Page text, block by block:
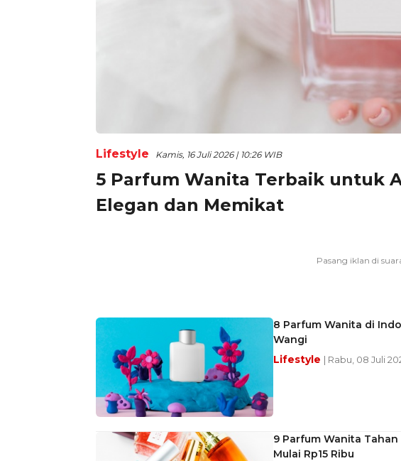
Lifestyle Kamis, 16 Juli 2026 | 10:26 WIB
5 Parfum Wanita Terbaik untuk
Elegan dan Memikat
8 Parfum Wanita di
Wangi
Lifestyle | Rabu, 08 Juli
9 Parfum Wanita
Mulai Rp15 Ribu